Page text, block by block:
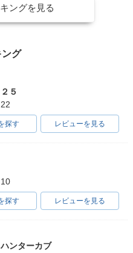
ングを見る
ング
５
探す レビューを見る
探す レビューを見る
ンターカブ